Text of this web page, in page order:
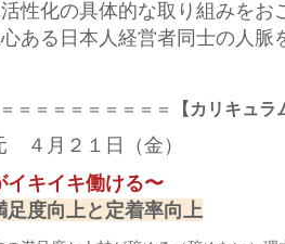
性化の具体的な取り組みをお
ある日本人経営者同士の人脈
＝＝＝＝＝＝＝＝＝ 【カリキュラ
４月２１日（金）
イキイキ働ける〜
足度向上と定着率向上